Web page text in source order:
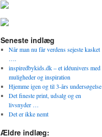
Seneste indlæg
Når man nu får verdens sejeste kasket
….
inspiredbykids.dk – et idéunivers med
muligheder og inspiration
Hjemme igen og til 3-års undersøgelse
Det fineste print, udsalg og en
livsnyder …
Det er ikke nemt
Ældre indlæg: